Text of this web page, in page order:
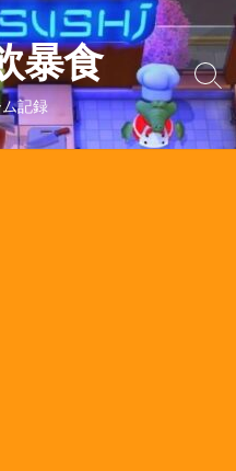
暴食
記録
検
索
り